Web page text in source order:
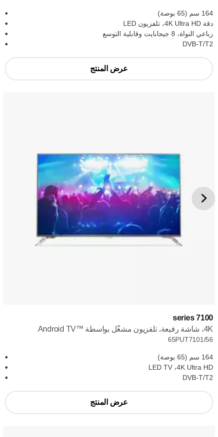
164 سم (65 بوصة)
دقة 4K Ultra HD، تلفزيون LED
رباعي النواة، 8 جيجابايت وقابلية التوسع
DVB-T/T2
عرض المنتج
7100 series
4K، شاشة رفيعة، تلفزيون مشغّل بواسطة Android TV™‎
65PUT7101/56
164 سم (65 بوصة)
4K Ultra HD، ‏LED TV
DVB-T/T2
عرض المنتج